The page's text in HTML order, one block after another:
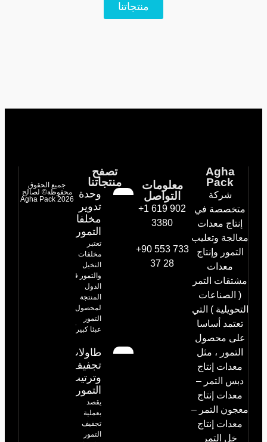
منتجاتنا
Agha
Pack
شركة
متخصصة في
إنتاج معدات
معالجة وتعليب
التمور وإنتاج
معدات
مشتقات التمر
( الصناعات
التحويلية ) التي
تعتمد أساسا
على محصول
التمور ، مثل
معدات إنتاج
دبس التمر –
معدات إنتاج
معجون التمر –
معدات إنتاج
خل التمر
معلومات
التواصل
+1 619 902
3380
+90 553 733
37 28
تصفح
منتجاتنا
وحدة
تدوير
مخلفات
التمور
تعتبر
مخلفات
النخيل
والتمور في
الدول
المنتجة
لمحصول
التمور
عبئا كبيراً
طاولات
تجفيف
وترتيب
التمور
يقصد
بعملية
تجفيف
التمور
جميع الحقوق
محفوظة© لصالح
Agha Pack 2026